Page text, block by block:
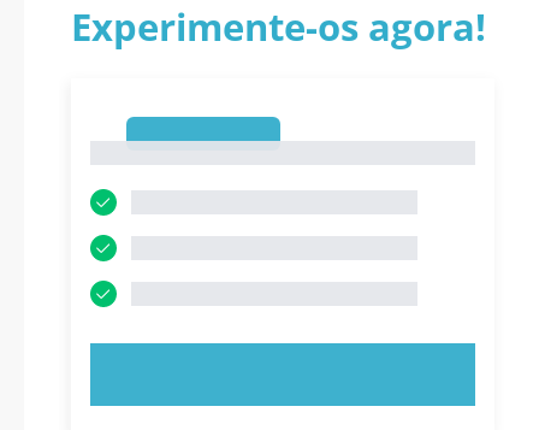
Experimente-os agora!